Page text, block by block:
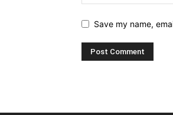
Save my name,